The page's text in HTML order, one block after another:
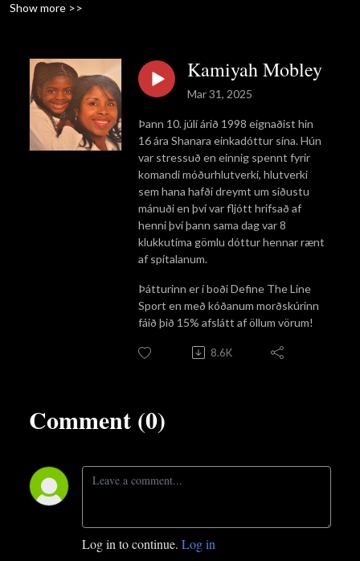
Show more >>
Kamiyah Mobley
Mar 31, 2025
Þann 10. júlí árið 1998 eignaðist hin
16 ára Shanara einkadóttur sína. Hún
var stressuð en einnig spennt fyrir
komandi móðurhlutverki, hlutverki
sem hana hafði dreymt um síðustu
mánuði en því var fljótt hrifsað af
henni því þann sama dag var 8
klukkutíma gömlu dóttur hennar rænt
af spítalanum.
Þátturinn er í boði Define The Line
Sport en með kóðanum morðskúrinn
fáið þið 15% afslátt af öllum vörum!
8.6K
Comment (0)
Log in to continue. Log in